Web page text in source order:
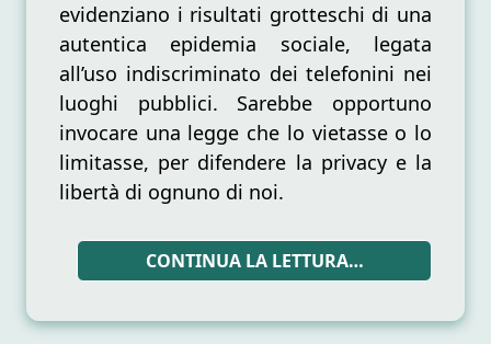
evidenziano i risultati grotteschi di una
autentica epidemia sociale, legata
all’uso indiscriminato dei telefonini nei
luoghi pubblici. Sarebbe opportuno
invocare una legge che lo vietasse o lo
limitasse, per difendere la privacy e la
libertà di ognuno di noi.
CONTINUA LA LETTURA…